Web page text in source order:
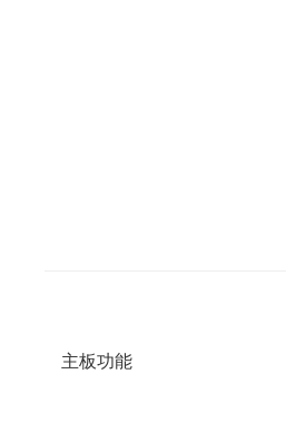
主板功能